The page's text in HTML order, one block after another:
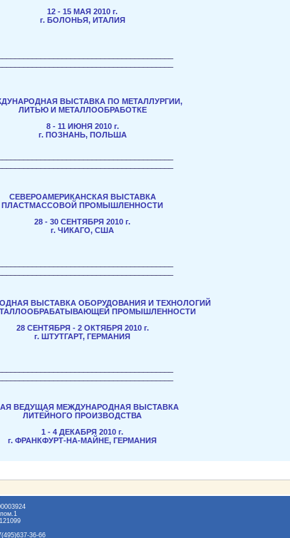
12 - 15 МАЯ 2010 г.
г. БОЛОНЬЯ, ИТАЛИЯ
ВЫСТАВКА ПО МЕТАЛЛУРГИИ,
ЛИТЬЮ И МЕТАЛЛООБРАБОТКЕ
8 - 11 ИЮНЯ 2010 г.
г. ПОЗНАНЬ, ПОЛЬША
СЕВЕРОАМЕРИКАНСКАЯ ВЫСТАВКА
ПЛАСТМАССОВОЙ ПРОМЫШЛЕННОСТИ
28 - 30 СЕНТЯБРЯ 2010 г.
г. ЧИКАГО, США
ВЫСТАВКА ОБОРУДОВАНИЯ И ТЕХНОЛОГИЙ
ПРОМЫШЛЕННОСТИ
28 СЕНТЯБРЯ - 2 ОКТЯБРЯ 2010 г.
г. ШТУТГАРТ, ГЕРМАНИЯ
АЯ ВЕДУЩАЯ МЕЖДУНАРОДНАЯ ВЫСТАВКА
ЛИТЕЙНОГО ПРОИЗВОДСТВА
1 - 4 ДЕКАБРЯ 2010 г.
г. ФРАНКФУРТ-НА-МАЙНЕ, ГЕРМАНИЯ
36-66